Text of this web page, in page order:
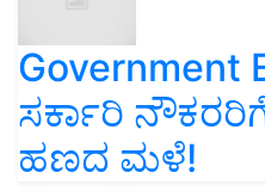
Government
ಸರ್ಕಾರಿ
ಹಣದ ಮಳೆ!